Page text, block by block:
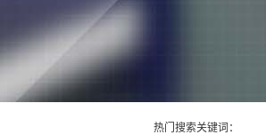
热门搜索关键词：